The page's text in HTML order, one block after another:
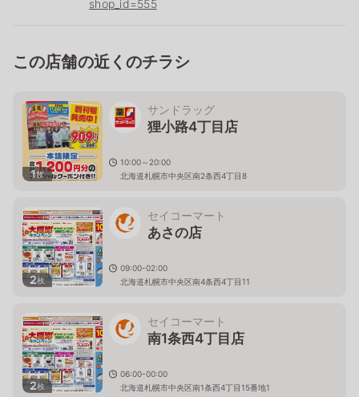
shop_id=555
この店舗の近くのチラシ
1枚
サンドラッグ
狸小路4丁目店
10:00～20:00
北海道札幌市中央区南2条西4丁目8
2枚
セイコーマート
あさの店
09:00-02:00
北海道札幌市中央区南4条西4丁目11
2枚
セイコーマート
南1条西4丁目店
06:00-00:00
北海道札幌市中央区南1条西4丁目15番地1